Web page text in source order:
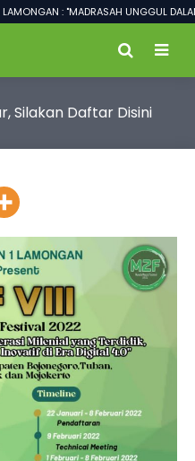
: "MADRASAH UNGGUL DALAM
Silakan Daftar Disini